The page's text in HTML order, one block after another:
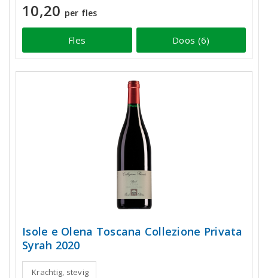
10,20 per fles
Fles Doos (6)
Isole e Olena Toscana Collezione Privata
Syrah 2020
Krachtig, stevig